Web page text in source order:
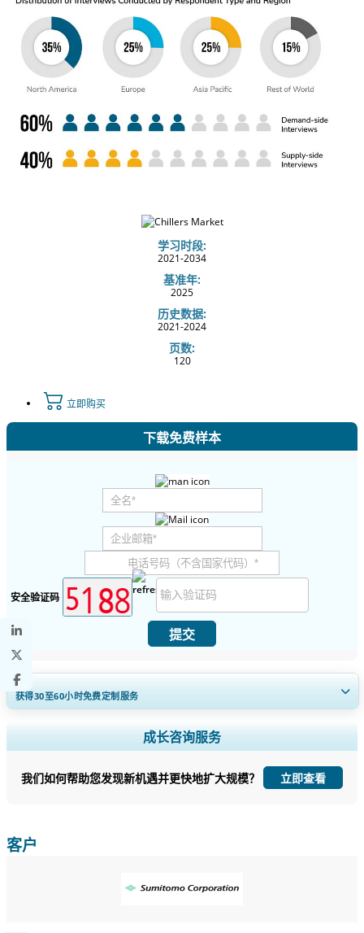
学习时段:
2021-2034
基准年:
2025
历史数据:
2021-2024
页数:
120
立即购买
下载免费样本
安全验证码
提交
获得30至60小时免费定制服务
扩大区域和国家覆盖范围， 细分市场分析， 公司简介， 竞争基准分析，
以及最终用户洞察。
立即定制
成长咨询服务
我们如何帮助您发现新机遇并更快地扩大规模？ 立即查看
客户